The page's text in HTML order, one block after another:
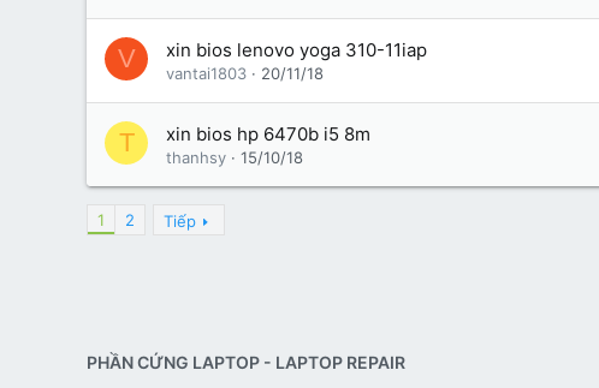
V xin bios lenovo yoga 310-11iap
vantai1803 20/11/18
T xin bios hp 6470b i5 8m
thanhsy 15/10/18
1 2 Tiếp
PHẦN CỨNG LAPTOP - LAPTOP REPAIR